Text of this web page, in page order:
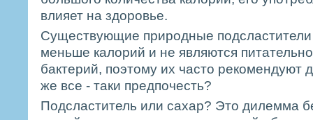
влияет на здоровье.
Существующие природные подсластители
меньше калорий и не являются
бактерий, поэтому их часто рекомендуют
же все - таки предпочесть?
Подсластитель или сахар? Это дилемма